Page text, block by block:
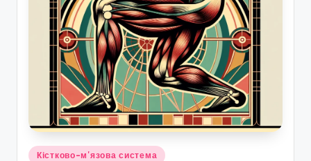
Posted
Кістково-м'язова система